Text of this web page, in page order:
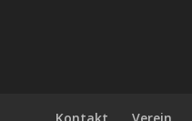
Kontakt Verein